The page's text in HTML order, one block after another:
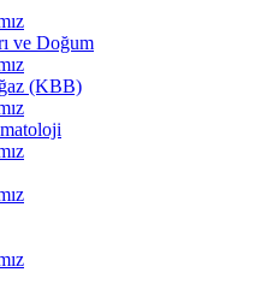
ve Doğum
(KBB)